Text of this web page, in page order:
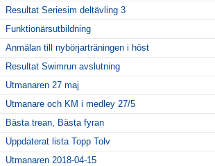
Resultat Seriesim deltävling 3
Funktionärsutbildning
Anmälan till nybörjarträningen i höst
Resultat Swimrun avslutning
Utmanaren 27 maj
Utmanare och KM i medley 27/5
Bästa trean, Bästa fyran
Uppdaterat lista Topp Tolv
Utmanaren 2018-04-15